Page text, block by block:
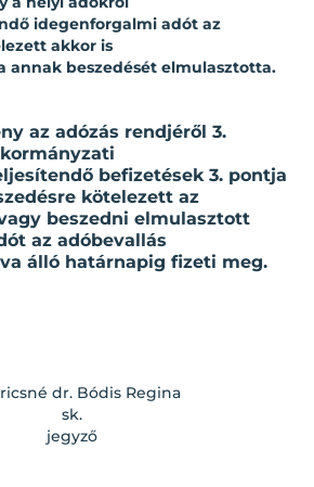
idegenforgalmi adót az
akkor is
annak beszedését elmulasztotta.
az adózás rendjéről 3.
befizetések 3. pontja
kötelezett az
beszedni elmulasztott
az adóbevallás
álló határnapig fizeti meg.
dr. Bódis Regina
sk.
jegyző